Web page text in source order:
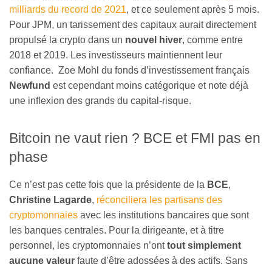
milliards du record de 2021, et ce seulement après 5 mois.
Pour JPM, un tarissement des capitaux aurait directement
propulsé la crypto dans un nouvel hiver, comme entre
2018 et 2019. Les investisseurs maintiennent leur
confiance. Zoe Mohl du fonds d’investissement français
Newfund est cependant moins catégorique et note déjà
une inflexion des grands du capital-risque.
Bitcoin ne vaut rien ? BCE et FMI pas en
phase
Ce n’est pas cette fois que la présidente de la BCE,
Christine Lagarde, réconciliera les partisans des
cryptomonnaies avec les institutions bancaires que sont
les banques centrales. Pour la dirigeante, et à titre
personnel, les cryptomonnaies n’onttout simplement
aucune valeur faute d’être adossées à des actifs. Sans